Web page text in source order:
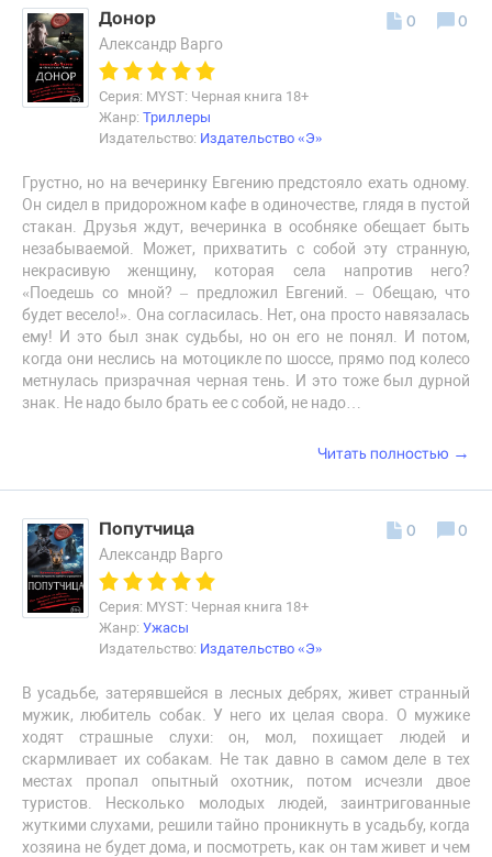
Донор
Александр Варго
Серия: MYST: Черная книга 18+
Жанр: Триллеры
Издательство: Издательство «Э»
Грустно, но на вечеринку Евгению предстояло ехать одному.
Он сидел в придорожном кафе в одиночестве, глядя в пустой
стакан. Друзья ждут, вечеринка в особняке обещает быть
незабываемой. Может, прихватить с собой эту странную,
некрасивую женщину, которая села напротив него?
«Поедешь со мной? – предложил Евгений. – Обещаю, что
будет весело!». Она согласилась. Нет, она просто навязалась
ему! И это был знак судьбы, но он его не понял. И потом,
когда они неслись на мотоцикле по шоссе, прямо под колесо
метнулась призрачная черная тень. И это тоже был дурной
знак. Не надо было брать ее с собой, не надо…
0 0
Читать полностью →
Попутчица
Александр Варго
Серия: MYST: Черная книга 18+
Жанр: Ужасы
Издательство: Издательство «Э»
В усадьбе, затерявшейся в лесных дебрях, живет странный
мужик, любитель собак. У него их целая свора. О мужике
ходят страшные слухи: он, мол, похищает людей и
скармливает их собакам. Не так давно в самом деле в тех
местах пропал опытный охотник, потом исчезли двое
туристов. Несколько молодых людей, заинтригованные
жуткими слухами, решили тайно проникнуть в усадьбу, когда
хозяина не будет дома, и посмотреть, как он там живет и чем
0 0